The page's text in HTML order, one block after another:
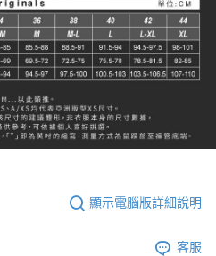
顯示電腦版詳細說明
客服